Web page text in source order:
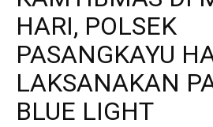
HARI, POLSEK
PASANGKAYU
LAKSANAKAN
BLUE LIGHT